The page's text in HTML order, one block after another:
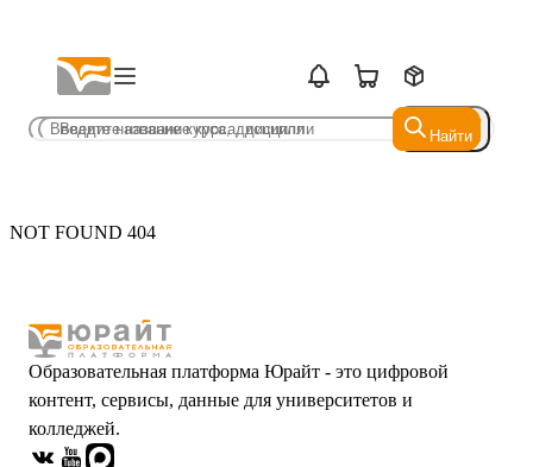
Найти
Найти
NOT FOUND 404
Образовательная платформа Юрайт - это цифровой
контент, сервисы, данные для университетов и
колледжей.